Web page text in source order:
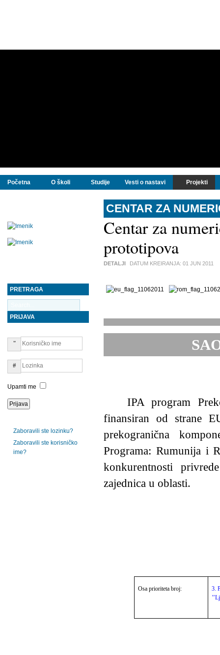
Početna O školi Studije Vesti o nastavi Projekti
CENTAR ZA
Centar za
prototipova
DETALJI DATUM KREIRANJA: 01 JUN 2011
IPA program
finansiran od strane
prekogranična
Programa: Rumunija i
konkurentnosti
zajednica u oblasti.
Osa prioriteta broj:
3.
PRETRAGA
PRIJAVA
Upamti me
Zaboravili ste lozinku?
Zaboravili ste korisničko
ime?